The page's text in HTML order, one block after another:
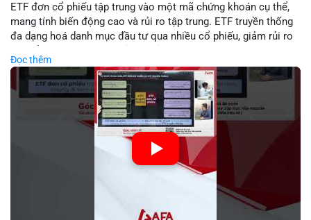
ETF đơn cổ phiếu tập trung vào một mã chứng khoán cụ thể,
mang tính biến động cao và rủi ro tập trung. ETF truyền thống
đa dạng hoá danh mục đầu tư qua nhiều cổ phiếu, giảm rủi ro
sản và mức độ tiếp xúc với thị trường.
🎥 Xem video trực tiếp tại:
Nguồn: Tài chính & Kinh doanh
Đọc thêm